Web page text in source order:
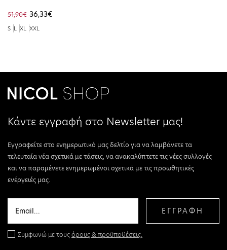
51,90€ 36,33€
S L XL XXL
Κάντε εγγραφή στο Newsletter μας!
Εγγραφείτε στο ενημερωτικό μας δελτίο για να λαμβάνετε τα
τελευταία νέα σχετικά με τάσεις, να ανακαλύπτετε τις νέες συλλογές
και να παραμένετε ενημερωμένοι σχετικά με τις προωθητικές
ενέργειές μας.
ΕΓΓΡΑΦΗ
Συμφωνώ με τουςόρους & προϋποθέσεις.